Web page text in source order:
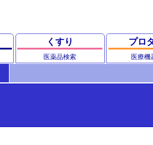
くすり
医薬品検索
プロ
医療機